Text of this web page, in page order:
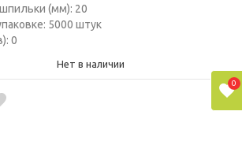
(мм): 20
5000 штук
0
Нет в наличии
0